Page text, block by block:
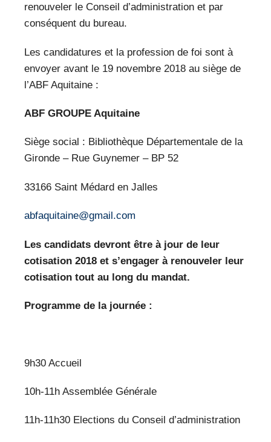
renouveler le Conseil d’administration et par
conséquent du bureau.
Les candidatures et la profession de foi sont à
envoyer avant le 19 novembre 2018 au siège de
l’ABF Aquitaine :
ABF GROUPE Aquitaine
Siège social : Bibliothèque Départementale de la
Gironde – Rue Guynemer – BP 52
33166 Saint Médard en Jalles
abfaquitaine@gmail.com
Les candidats devront être à jour de leur
cotisation 2018 et s’engager à renouveler leur
cotisation tout au long du mandat.
Programme de la journée :
9h30 Accueil
10h-11h Assemblée Générale
11h-11h30 Elections du Conseil d’administration